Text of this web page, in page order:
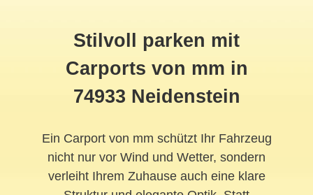
Stilvoll parken mit
Carports von mm in
74933 Neidenstein
Ein Carport von mm schützt Ihr Fahrzeug
nicht nur vor Wind und Wetter, sondern
verleiht Ihrem Zuhause auch eine klare